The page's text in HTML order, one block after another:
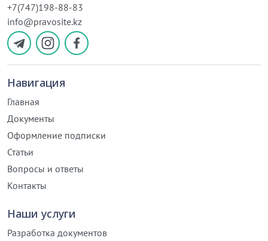
+7(747)198-88-83
info@pravosite.kz
Навигация
Главная
Документы
Оформление подписки
Статьи
Вопросы и ответы
Контакты
Наши услуги
Разработка документов